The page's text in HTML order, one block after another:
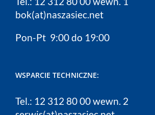
bok(at)naszasiec.net
Pon-Pt 9:00 do 19:00
WSPARCIE TECHNICZNE:
Tel.: 12 312 80 00 wewn. 2